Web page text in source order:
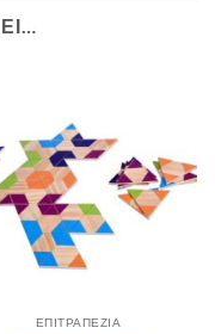
ΕΠΙΤΡΑΠΈΖΙΑ